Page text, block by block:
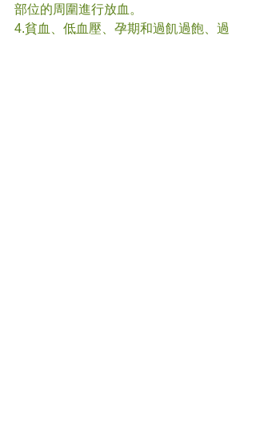
部位的周圍進行放血。
4.貧血、低血壓、孕期和過飢過飽、過